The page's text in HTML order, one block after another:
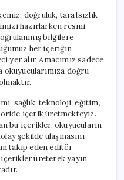
doğruluk, tarafsızlık
hazırlarken resmi
bilgilere
her içeriğin
yer alır. Amacımız sadece
okuyucularımıza doğru
sağlık, teknoloji, eğitim,
içerik üretmekteyiz.
bu içerikler, okuyucuların
şekilde ulaşmasını
takip eden editör
üreterek yayın